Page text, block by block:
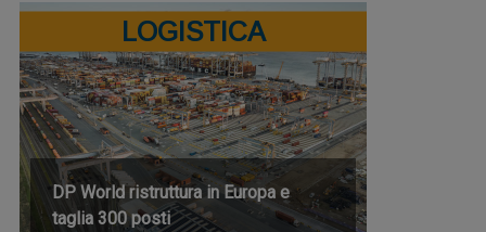
LOGISTICA
DP World ristruttura in Europa e
taglia 300 posti